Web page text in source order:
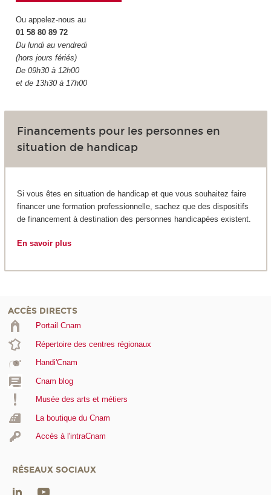
Ou appelez-nous au
01 58 80 89 72
Du lundi au vendredi
(hors jours fériés)
De 09h30 à 12h00
et de 13h30 à 17h00
Financements pour les personnes en
situation de handicap
Si vous êtes en situation de handicap et que vous souhaitez faire
financer une formation professionnelle, sachez que des dispositifs
de financement à destination des personnes handicapées existent.
En savoir plus
ACCÈS DIRECTS
Portail Cnam
Répertoire des centres régionaux
Handi'Cnam
Cnam blog
Musée des arts et métiers
La boutique du Cnam
Accès à l'intraCnam
RÉSEAUX SOCIAUX